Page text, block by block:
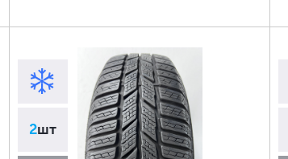
2шт